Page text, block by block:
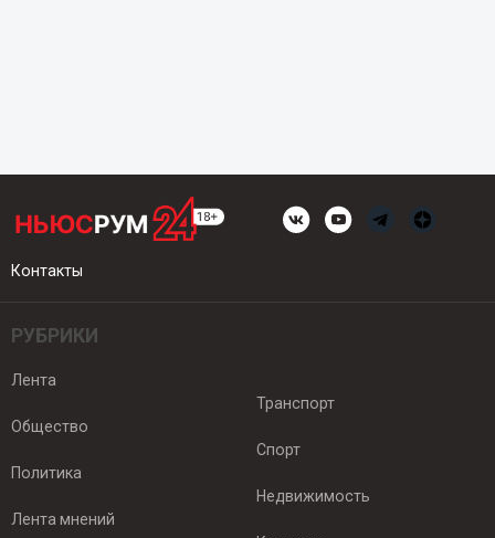
Контакты
РУБРИКИ
Лента
Общество
Политика
Лента мнений
Транспорт
Спорт
Недвижимость